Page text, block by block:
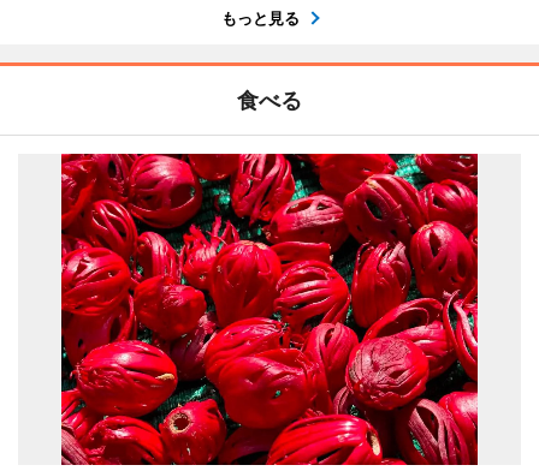
もっと見る
食べる